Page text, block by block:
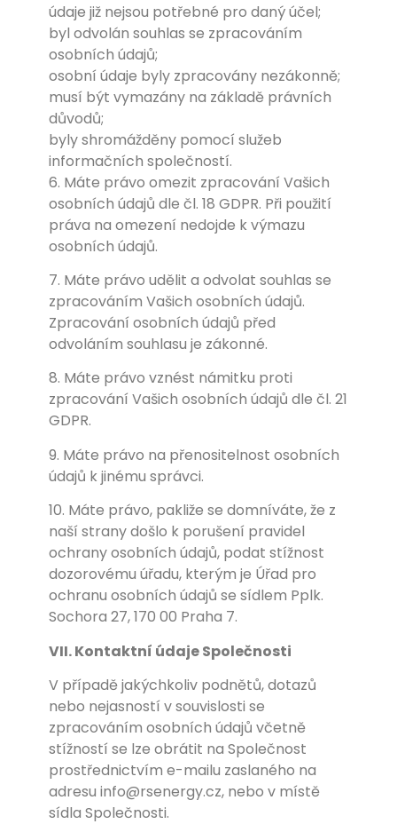
údaje již nejsou potřebné pro daný účel;
byl odvolán souhlas se zpracováním
osobních údajů;
osobní údaje byly zpracovány nezákonně;
musí být vymazány na základě právních
důvodů;
byly shromážděny pomocí služeb
informačních společností.
6. Máte právo omezit zpracování Vašich
osobních údajů dle čl. 18 GDPR. Při použití
práva na omezení nedojde k výmazu
osobních údajů.
7. Máte právo udělit a odvolat souhlas se
zpracováním Vašich osobních údajů.
Zpracování osobních údajů před
odvoláním souhlasu je zákonné.
8. Máte právo vznést námitku proti
zpracování Vašich osobních údajů dle čl. 21
GDPR.
9. Máte právo na přenositelnost osobních
údajů k jinému správci.
10. Máte právo, pakliže se domníváte, že z
naší strany došlo k porušení pravidel
ochrany osobních údajů, podat stížnost
dozorovému úřadu, kterým je Úřad pro
ochranu osobních údajů se sídlem Pplk.
Sochora 27, 170 00 Praha 7.
VII. Kontaktní údaje Společnosti
V případě jakýchkoliv podnětů, dotazů
nebo nejasností v souvislosti se
zpracováním osobních údajů včetně
stížností se lze obrátit na Společnost
prostřednictvím e-mailu zaslaného na
adresu info@rsenergy.cz, nebo v místě
sídla Společnosti.